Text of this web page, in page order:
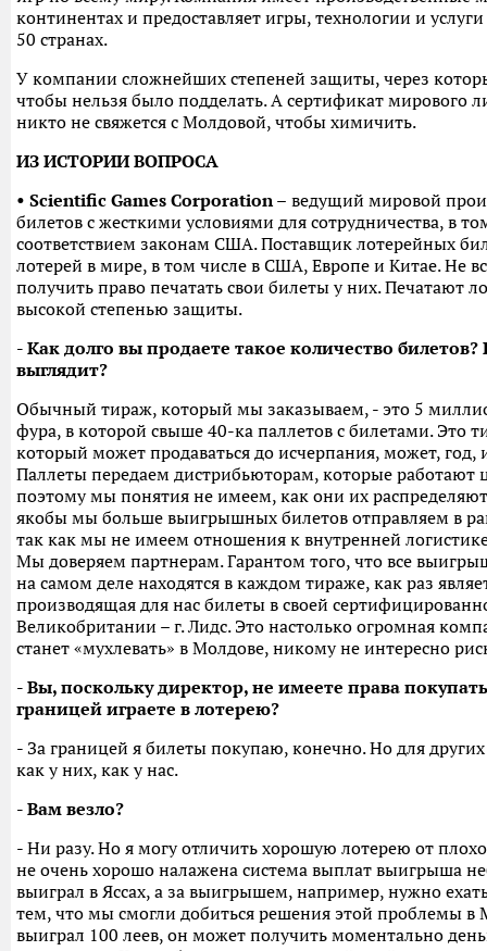
континентах и предоставляет игры, технологии и
50 странах.
У компании сложнейших степеней защиты, через
чтобы нельзя было подделать. А сертификат мирового
никто не свяжется с Молдовой, чтобы химичить.
ИЗ ИСТОРИИ ВОПРОСА
• Scientific Games Corporation – ведущий мировой
билетов с жесткими условиями для сотрудничества, в
соответствием законам США. Поставщик лотерейных
лотерей в мире, в том числе в США, Европе и Китае. Не
получить право печатать свои билеты у них. Печатают
высокой степенью защиты.
- Как долго вы продаете такое количество билетов?
выглядит?
Обычный тираж, который мы заказываем, - это 5
фура, в которой свыше 40-ка паллетов с билетами. Это
который может продаваться до исчерпания, может,
Паллеты передаем дистрибьюторам, которые работают
поэтому мы понятия не имеем, как они их
якобы мы больше выигрышных билетов отправляем в
так как мы не имеем отношения к внутренней
Мы доверяем партнерам. Гарантом того, что все
на самом деле находятся в каждом тираже, как раз
производящая для нас билеты в своей
Великобритании – г. Лидс. Это настолько огромная
станет «мухлевать» в Молдове, никому не интересно
- Вы, поскольку директор, не имеете права
границей играете в лотерею?
- За границей я билеты покупаю, конечно. Но для
как у них, как у нас.
- Вам везло?
- Ни разу. Но я могу отличить хорошую лотерею от
не очень хорошо налажена система выплат выигрыша
выиграл в Яссах, а за выигрышем, например, нужно
тем, что мы смогли добиться решения этой проблемы в
выиграл 100 леев, он может получить моментально